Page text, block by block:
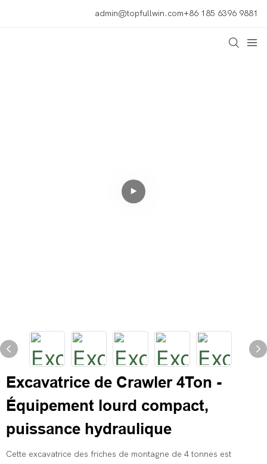
admin@topfullwin.com+86 185 6396 9881
Excavatrice de Crawler 4Ton -
Équipement lourd compact,
puissance hydraulique
Cette excavatrice des friches de montagne de 4 tonnes est